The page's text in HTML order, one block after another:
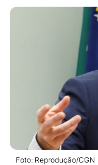
Foto: Reprodução/CGN